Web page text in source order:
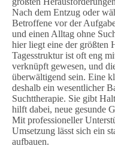
Nach dem Entzug oder
Betroffene vor der
und einen Alltag ohne
hier liegt eine der größten
Tagesstruktur ist oft eng
verknüpft gewesen, und
überwältigend sein. Eine
deshalb ein wesentlicher
Suchttherapie. Sie gibt
hilft dabei, neue gesunde
Mit professioneller
Umsetzung lässt sich ein
aufbauen.